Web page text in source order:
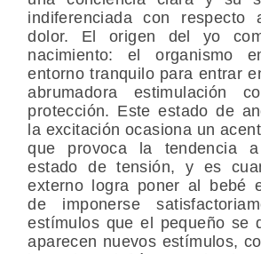
indiferenciada con
dolor. El origen del yo
nacimiento: el organismo
entorno tranquilo para entrar
abrumadora estimulación
protección. Este estado de
la excitación ocasiona un
que provoca la tendencia
estado de tensión, y es
externo logra poner al bebé
de imponerse
estímulos que el pequeño se
aparecen nuevos estímulos,